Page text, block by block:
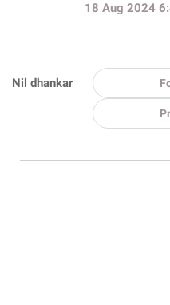
Nil dhankar
18 Aug 2024